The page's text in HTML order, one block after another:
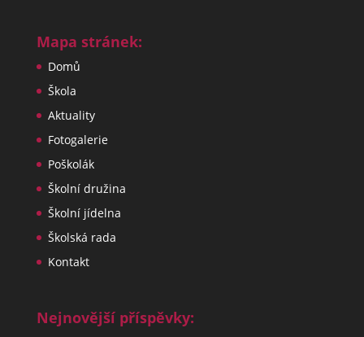
Mapa stránek:
Domů
Škola
Aktuality
Fotogalerie
Poškolák
Školní družina
Školní jídelna
Školská rada
Kontakt
Nejnovější příspěvky: